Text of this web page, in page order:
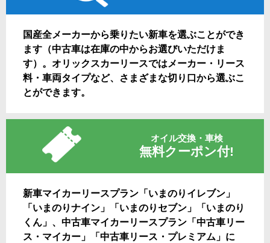
国産全メーカーから乗りたい新車を選ぶことができ
ます（中古車は在庫の中からお選びいただけま
す）。オリックスカーリースではメーカー・リース
料・車両タイプなど、さまざまな切り口から選ぶこ
とができます。
オイル交換・車検
無料クーポン付!
新車マイカーリースプラン「いまのりイレブン」
「いまのりナイン」「いまのりセブン」「いまのり
くん」、中古車マイカーリースプラン「中古車リー
ス・マイカー」「中古車リース・プレミアム」に